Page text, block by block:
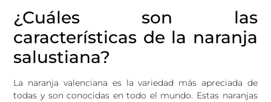
¿Cuáles son las
características de la naranja
salustiana?
La naranja valenciana es la variedad más apreciada de
todas y son conocidas en todo el mundo. Estas naranjas